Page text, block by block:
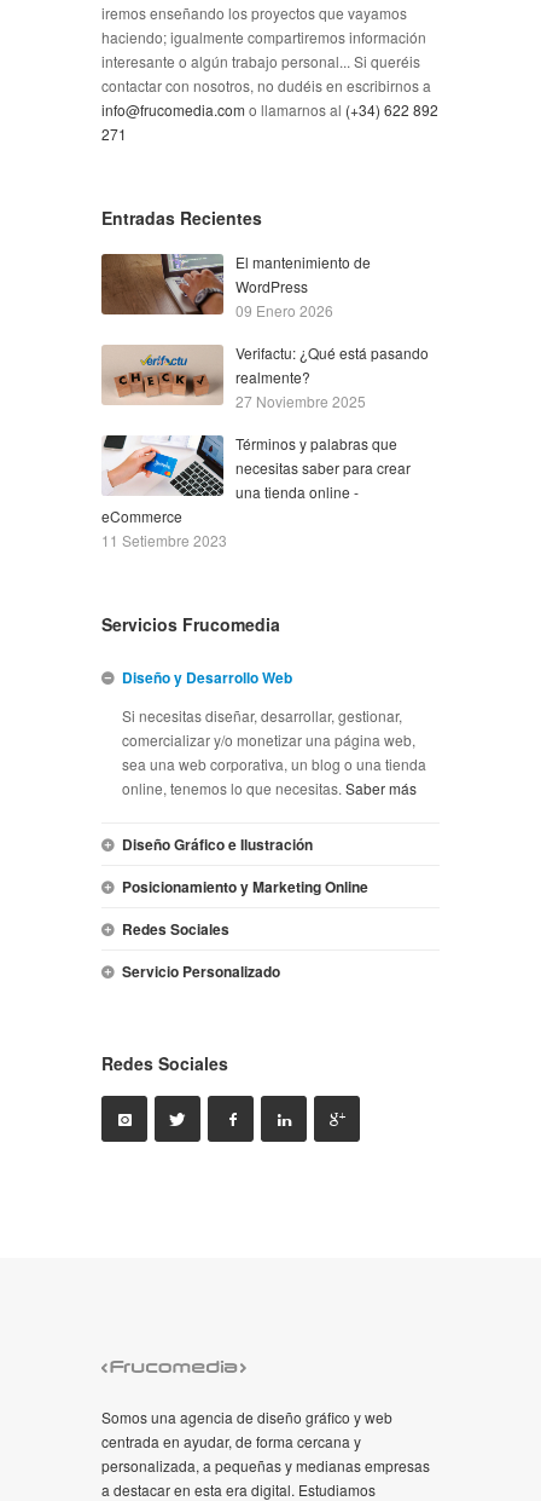
iremos enseñando los proyectos que vayamos
haciendo; igualmente compartiremos información
interesante o algún trabajo personal... Si queréis
contactar con nosotros, no dudéis en escribirnos a
info@frucomedia.com o llamarnos al (+34) 622 892
271
Entradas Recientes
El mantenimiento de
WordPress
09 Enero 2026
Verifactu: ¿Qué está pasando
realmente?
27 Noviembre 2025
Términos y palabras que
necesitas saber para crear
una tienda online -
eCommerce
11 Setiembre 2023
Servicios Frucomedia
Diseño y Desarrollo Web
Si necesitas diseñar, desarrollar, gestionar,
comercializar y/o monetizar una página web,
sea una web corporativa, un blog o una tienda
online, tenemos lo que necesitas. Saber más
Diseño Gráfico e Ilustración
Posicionamiento y Marketing Online
Redes Sociales
Servicio Personalizado
Redes Sociales
Somos una agencia de diseño gráfico y web
centrada en ayudar, de forma cercana y
personalizada, a pequeñas y medianas empresas
a destacar en esta era digital. Estudiamos